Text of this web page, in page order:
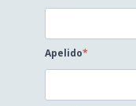
Apelido